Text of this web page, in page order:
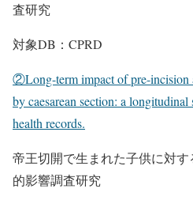
査研究
対象DB：CPRD
②Long-term impact of pre-incision
by caesarean section: a
health records.
帝王切開で生まれた子供に対
的影響調査研究